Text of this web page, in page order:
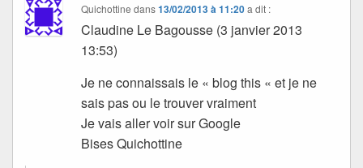
Quichottine dans13/02/2013 à 11:20 a dit :
Claudine Le Bagousse (3 janvier 2013
13:53)
Je ne connaissais le « blog this « et je ne
sais pas ou le trouver vraiment
Je vais aller voir sur Google
Bises Quichottine